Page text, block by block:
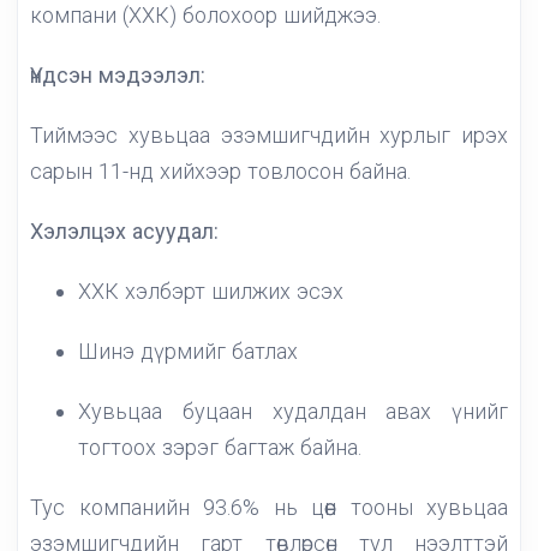
компани (ХХК) болохоор шийджээ.
Үндсэн мэдээлэл:
Тиймээс хувьцаа эзэмшигчдийн хурлыг ирэх
сарын 11-нд хийхээр товлосон байна.
Хэлэлцэх асуудал:
ХХК хэлбэрт шилжих эсэх
Шинэ дүрмийг батлах
Хувьцаа буцаан худалдан авах үнийг
тогтоох зэрэг багтаж байна.
Тус компанийн 93.6% нь цөөн тооны хувьцаа
эзэмшигчдийн гарт төвлөрсөн тул нээлттэй